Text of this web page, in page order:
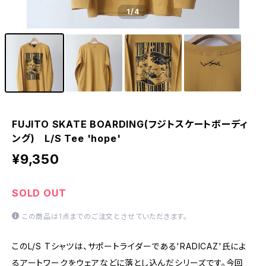
1/4
FUJITO SKATE BOARDING(フジトスケートボーディ
ング) L/S Tee 'hope'
¥9,350
SOLD OUT
この商品は1点までのご注文とさせていただきます。
このL/S Tシャツは、サポートライダーである'RADICAZ'氏によ
るアートワークをウェアなどに落とし込んだシリーズです。今回